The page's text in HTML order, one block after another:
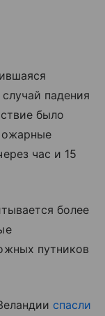
падения
было
час и 15
более
путников
спасли